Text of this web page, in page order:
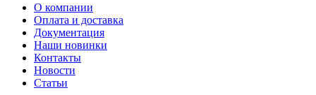
О компании
Оплата и доставка
Документация
Наши новинки
Контакты
Новости
Статьи